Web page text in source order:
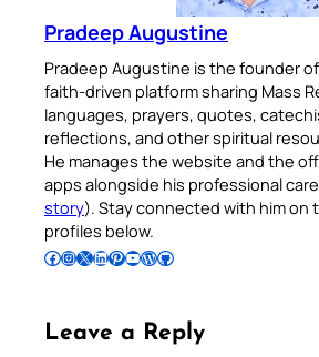
Pradeep Augustine
Pradeep Augustine is the founder
faith-driven platform sharing Mass
languages, prayers, quotes,
reflections, and other spiritual
He manages the website and the
apps alongside his professional
story). Stay connected with him on
profiles below.
Follow Pradeep on Facebook Follow Pradeep on InstagramFollow Pradeep on X Follow Pradeep on LinkedIn Follow Pradeep on Pinterest Subscribe to Pradeep’s Youtube Channel Follow Pradeep on WordPress Follow Pradeep on GitHub
Leave a Reply